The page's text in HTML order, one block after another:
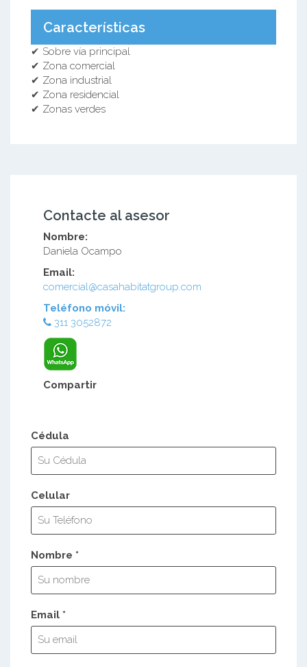
Características
✔ Sobre vía principal
✔ Zona comercial
✔ Zona industrial
✔ Zona residencial
✔ Zonas verdes
Contacte al asesor
Nombre:
Daniela Ocampo
Email:
comercial@casahabitatgroup.com
Teléfono móvil:
311 3052872
Compartir
Cédula
Celular
Nombre *
Email *